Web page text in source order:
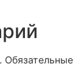
Обязательные